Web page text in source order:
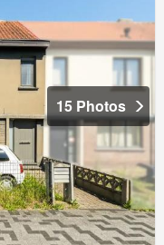
15 Photos